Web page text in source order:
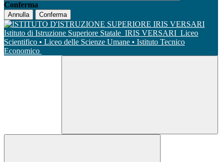
Conferma
Annulla Conferma
Istituto di Istruzione Superiore Statale IRIS VERSARI Liceo
Scientifico • Liceo delle Scienze Umane • Istituto Tecnico
Economico